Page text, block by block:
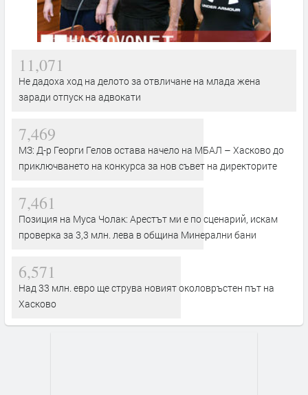
11,071
Не дадоха ход на делото за отвличане на млада жена
заради отпуск на адвокати
7,469
МЗ: Д-р Георги Гелов остава начело на МБАЛ – Хасково до
приключването на конкурса за нов съвет на директорите
7,461
Позиция на Муса Чолак: Арестът ми е по сценарий, искам
проверка за 3,3 млн. лева в община Минерални бани
6,571
Над 33 млн. евро ще струва новият околовръстен път на
Хасково